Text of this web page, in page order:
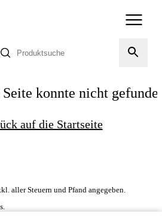
konnte nicht
auf die Startseite
aller Steuern und Pfand angegeben.